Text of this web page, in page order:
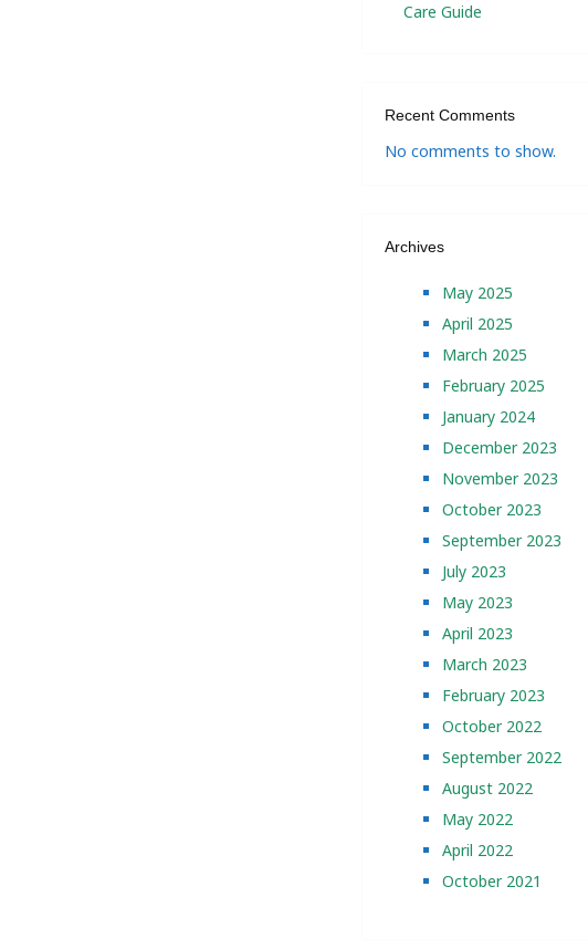
Care Guide
Recent Comments
No comments to show.
Archives
May 2025
April 2025
March 2025
February 2025
January 2024
December 2023
November 2023
October 2023
September 2023
July 2023
May 2023
April 2023
March 2023
February 2023
October 2022
September 2022
August 2022
May 2022
April 2022
October 2021